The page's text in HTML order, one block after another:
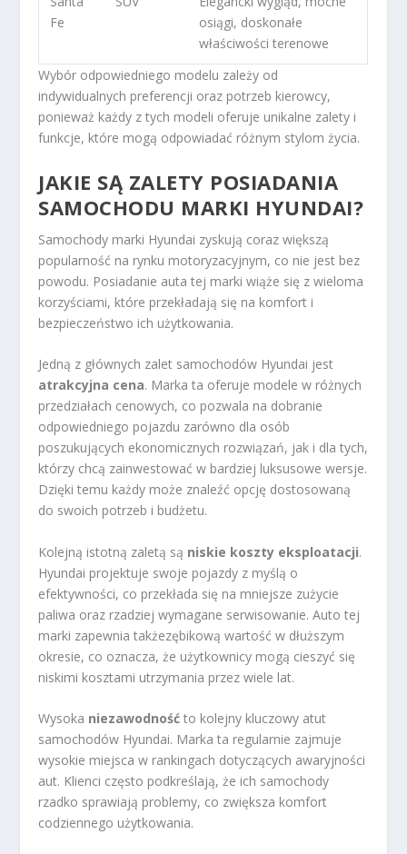
Fe
osiągi, doskonałe
właściwości terenowe
Wybór odpowiedniego modelu zależy od
indywidualnych preferencji oraz potrzeb kierowcy,
ponieważ każdy z tych modeli oferuje unikalne zalety i
funkcje, które mogą odpowiadać różnym stylom życia.
JAKIE SĄ ZALETY POSIADANIA
SAMOCHODU MARKI HYUNDAI?
Samochody marki Hyundai zyskują coraz większą
popularność na rynku motoryzacyjnym, co nie jest bez
powodu. Posiadanie auta tej marki wiąże się z wieloma
korzyściami, które przekładają się na komfort i
bezpieczeństwo ich użytkowania.
Jedną z głównych zalet samochodów Hyundai jest
atrakcyjna cena. Marka ta oferuje modele w różnych
przedziałach cenowych, co pozwala na dobranie
odpowiedniego pojazdu zarówno dla osób
poszukujących ekonomicznych rozwiązań, jak i dla tych,
którzy chcą zainwestować w bardziej luksusowe wersje.
Dzięki temu każdy może znaleźć opcję dostosowaną
do swoich potrzeb i budżetu.
Kolejną istotną zaletą są niskie koszty eksploatacji.
Hyundai projektuje swoje pojazdy z myślą o
efektywności, co przekłada się na mniejsze zużycie
paliwa oraz rzadziej wymagane serwisowanie. Auto tej
marki zapewnia takżezębikową wartość w dłuższym
okresie, co oznacza, że użytkownicy mogą cieszyć się
niskimi kosztami utrzymania przez wiele lat.
Wysoka niezawodność to kolejny kluczowy atut
samochodów Hyundai. Marka ta regularnie zajmuje
wysokie miejsca w rankingach dotyczących awaryjności
aut. Klienci często podkreślają, że ich samochody
rzadko sprawiają problemy, co zwiększa komfort
codziennego użytkowania.